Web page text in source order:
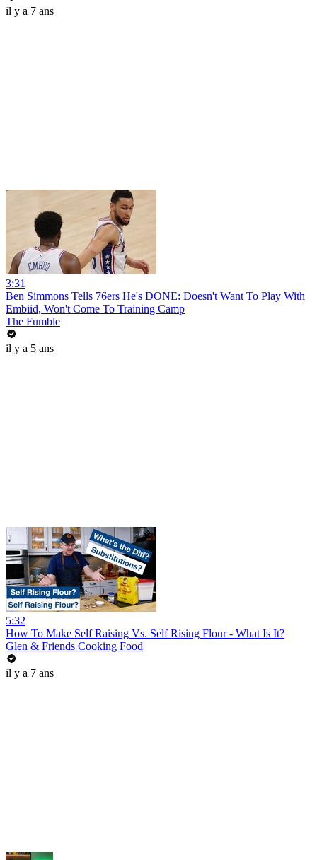
il y a 7 ans
3:31
Ben Simmons Tells 76ers He's DONE: Doesn't Want To Play With
Embiid, Won't Come To Training Camp
The Fumble
il y a 5 ans
5:32
How To Make Self Raising Vs. Self Rising Flour - What Is It?
Glen & Friends Cooking Food
il y a 7 ans